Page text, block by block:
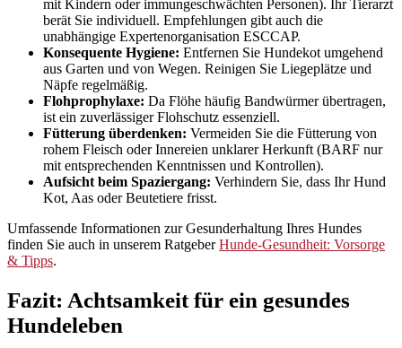
mit Kindern oder immungeschwächten Personen). Ihr Tierarzt
berät Sie individuell. Empfehlungen gibt auch die
unabhängige Expertenorganisation ESCCAP.
Konsequente Hygiene: Entfernen Sie Hundekot umgehend
aus Garten und von Wegen. Reinigen Sie Liegeplätze und
Näpfe regelmäßig.
Flohprophylaxe: Da Flöhe häufig Bandwürmer übertragen,
ist ein zuverlässiger Flohschutz essenziell.
Fütterung überdenken: Vermeiden Sie die Fütterung von
rohem Fleisch oder Innereien unklarer Herkunft (BARF nur
mit entsprechenden Kenntnissen und Kontrollen).
Aufsicht beim Spaziergang: Verhindern Sie, dass Ihr Hund
Kot, Aas oder Beutetiere frisst.
Umfassende Informationen zur Gesunderhaltung Ihres Hundes
finden Sie auch in unserem RatgeberHunde-Gesundheit: Vorsorge
& Tipps.
Fazit: Achtsamkeit für ein gesundes
Hundeleben